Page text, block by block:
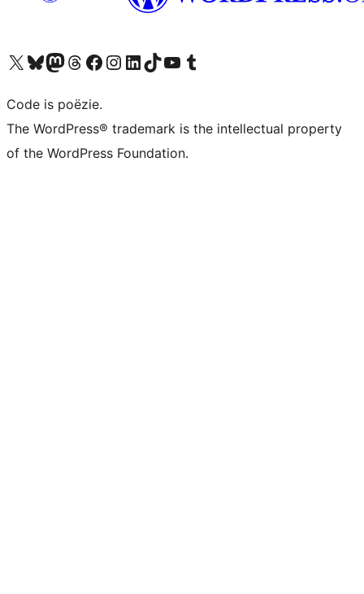
Bezoek ons X (voorheen Twitter) account
Bezoek ons Bluesky account
Bezoek ons Mastodon account
Bezoek ons Threads account
Onze Facebook pagina bezoeken
Bezoek ons Instagram account
Bezoek ons LinkedIn account
Bezoek ons TikTok account
Bezoek ons YouTube kanaalBezoek ons Tumblr account
Code is poëzie.
The WordPress® trademark is the intellectual property
of the WordPress Foundation.